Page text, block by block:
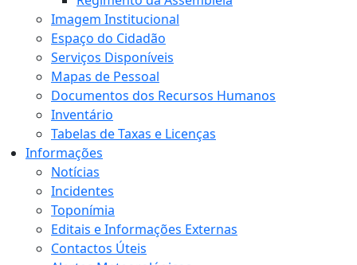
Imagem Institucional
Espaço do Cidadão
Serviços Disponíveis
Mapas de Pessoal
Documentos dos Recursos Humanos
Inventário
Tabelas de Taxas e Licenças
Informações
Notícias
Incidentes
Toponímia
Editais e Informações Externas
Contactos Úteis